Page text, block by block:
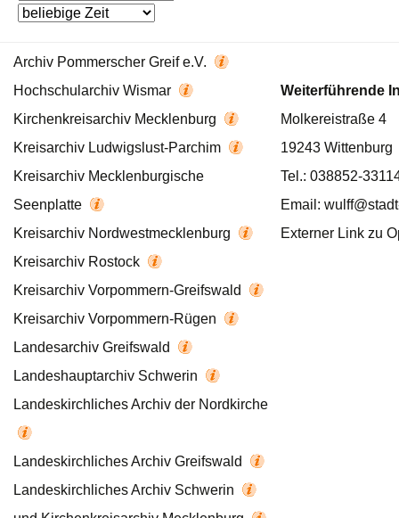
Archiv Pommerscher Greif e.V.
Hochschularchiv Wismar
Kirchenkreisarchiv Mecklenburg
Kreisarchiv Ludwigslust-Parchim
Kreisarchiv Mecklenburgische
Seenplatte
Kreisarchiv Nordwestmecklenburg
Kreisarchiv Rostock
Kreisarchiv Vorpommern-Greifswald
Kreisarchiv Vorpommern-Rügen
Landesarchiv Greifswald
Landeshauptarchiv Schwerin
Landeskirchliches Archiv der Nordkirche
Landeskirchliches Archiv Greifswald
Landeskirchliches Archiv Schwerin
Weiterführende
Molkereistraße 4
19243 Wittenburg
Tel.: 038852-
Email:
Externer Link zu